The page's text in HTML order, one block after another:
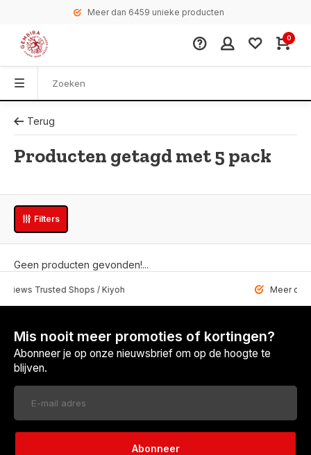
Meer dan 6459 unieke producten
0
Terug
Producten getagd met 5 pack
Filters
Geen producten gevonden!...
Shops / Kiyoh Meer dan 6459
Mis nooit meer promoties of kortingen?
Abonneer je op onze nieuwsbrief om op de hoogte te
blijven.
Abonneer